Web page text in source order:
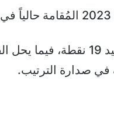
يأتي هذا اللقاء والأهلي يحتل المركز الرابع